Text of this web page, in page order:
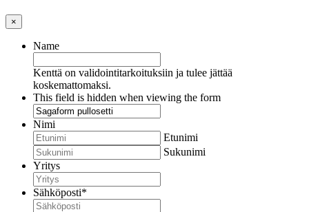
×
Name
Kenttä on validointitarkoituksiin ja tulee jättää
koskemattomaksi.
This field is hidden when viewing the form
Nimi
Etunimi
Sukunimi
Yritys
Sähköposti*